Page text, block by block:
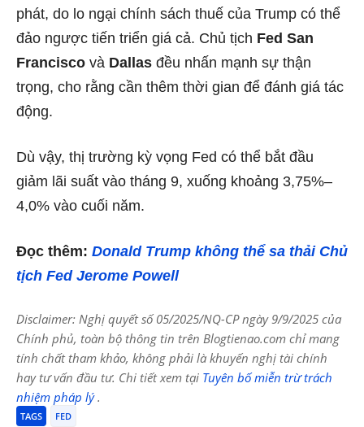
phát, do lo ngại chính sách thuế của Trump có thể
đảo ngược tiến triển giá cả. Chủ tịch Fed San
Francisco và Dallas đều nhấn mạnh sự thận
trọng, cho rằng cần thêm thời gian để đánh giá tác
động.
Dù vậy, thị trường kỳ vọng Fed có thể bắt đầu
giảm lãi suất vào tháng 9, xuống khoảng 3,75%–
4,0% vào cuối năm.
Đọc thêm: Donald Trump không thể sa thải Chủ
tịch Fed Jerome Powell
Disclaimer: Nghị quyết số 05/2025/NQ-CP ngày 9/9/2025 của
Chính phủ, toàn bộ thông tin trên Blogtienao.com chỉ mang
tính chất tham khảo, không phải là khuyến nghị tài chính
hay tư vấn đầu tư. Chi tiết xem tại Tuyên bố miễn trừ trách
nhiệm pháp lý.
TAGS FED